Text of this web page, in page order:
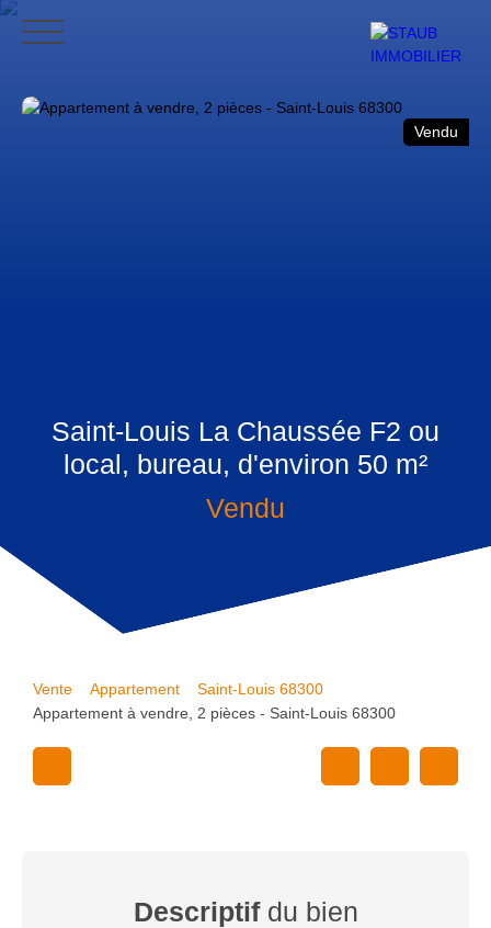
ACCUEIL ACHETER VENDRE NOS AVIS CONTACT
Vendu
Saint-Louis La Chaussée F2 ou
local, bureau, d'environ 50 m²
Vendu
Vente Appartement
Saint-Louis 68300
Appartement à vendre, 2 pièces - Saint-Louis 68300
Descriptifdu bien